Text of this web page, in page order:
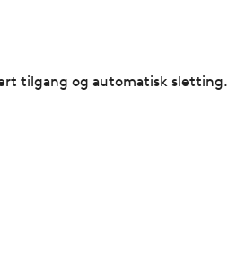
tilgang og automatisk sletting.